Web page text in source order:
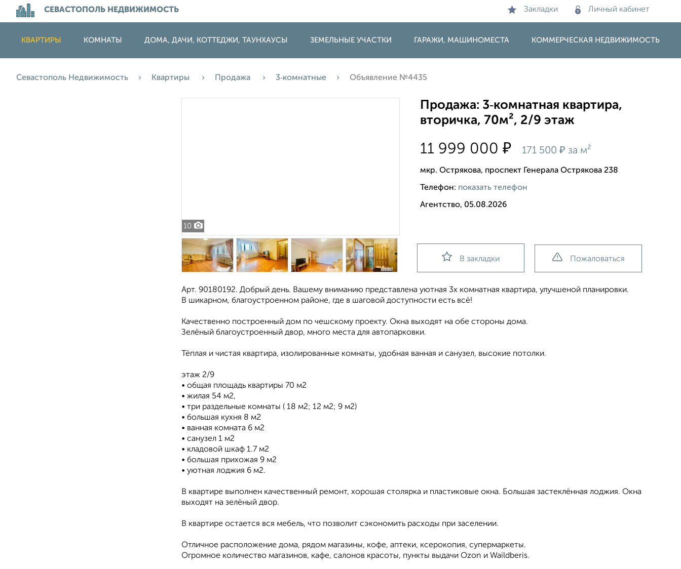
СЕВАСТОПОЛЬ НЕДВИЖИМОСТЬ Закладки Личный кабинет
КВАРТИРЫ КОМНАТЫ ДОМА, ДАЧИ, КОТТЕДЖИ, ТАУНХАУСЫ ЗЕМЕЛЬНЫЕ УЧАСТКИ ГАРАЖИ, МАШИНОМЕСТА КОММЕРЧЕСКАЯ НЕДВИЖИМОСТЬ
Севастополь Недвижимость Квартиры Продажа 3‑комнатные Объявление №4435
10
Продажа: 3‑комнатная квартира,
вторичка, 70м², 2/9 этаж
11 999 000₽ 171 500₽ за м²
мкр. Острякова, проспект Генерала Острякова 238
Телефон: показать телефон
Агентство, 05.08.2026
В закладки Пожаловаться
Арт. 90180192. Добрый день. Вашему вниманию представлена уютная 3х комнатная квартира, улучшеной планировки.
В шикарном, благоустроенном районе, где в шаговой доступности есть всё!
Качественно построенный дом по чешскому проекту. Окна выходят на обе стороны дома.
Зелёный благоустроенный двор, много места для автопарковки.
Тёплая и чистая квартира, изолированные комнаты, удобная ванная и санузел, высокие потолки.
этаж 2/9
• общая площадь квартиры 70 м2
• жилая 54 м2,
• три раздельные комнаты ( 18 м2; 12 м2; 9 м2)
• большая кухня 8 м2
• ванная комната 6 м2
• санузел 1 м2
• кладовой шкаф 1.7 м2
• большая прихожая 9 м2
• уютная лоджия 6 м2.
В квартире выполнен качественный ремонт, хорошая столярка и пластиковые окна. Большая застеклённая лоджия. Окна
выходят на зелёный двор.
В квартире остается вся мебель, что позволит сэкономить расходы при заселении.
Отличное расположение дома, рядом магазины, кофе, аптеки, ксерокопия, супермаркеты.
Огромное количество магазинов, кафе, салонов красоты, пункты выдачи Ozon и Waildberis.